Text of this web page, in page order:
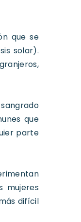
que se
solar).
que
parte
mujeres
difícil